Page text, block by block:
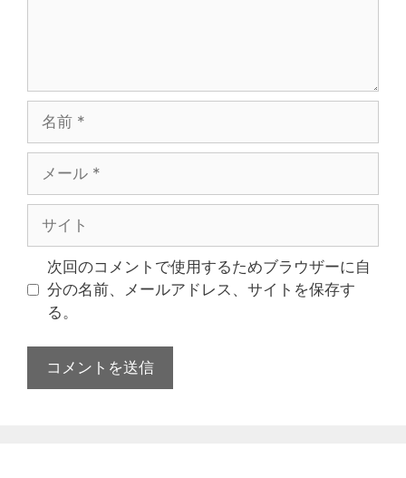
次回のコメントで使用するためブラウザーに自
分の名前、メールアドレス、サイトを保存す
る。